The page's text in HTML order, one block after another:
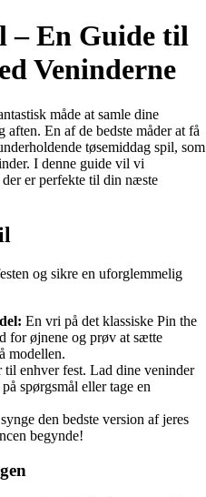
– En Guide til
Veninderne
måde at samle dine
En af de bedste måder at få
tøsemiddag spil, som
I denne guide vil vi
er perfekte til din næste
og sikre en uforglemmelig
En vri på det klassiske Pin the
for øjnene og prøv at sætte
modellen.
til enhver fest. Lad dine veninder
spørgsmål eller tage en
den bedste version af jeres
begynde!